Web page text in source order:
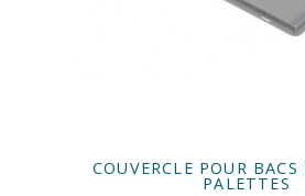
COUVERCLE POUR BACS
PALETTES